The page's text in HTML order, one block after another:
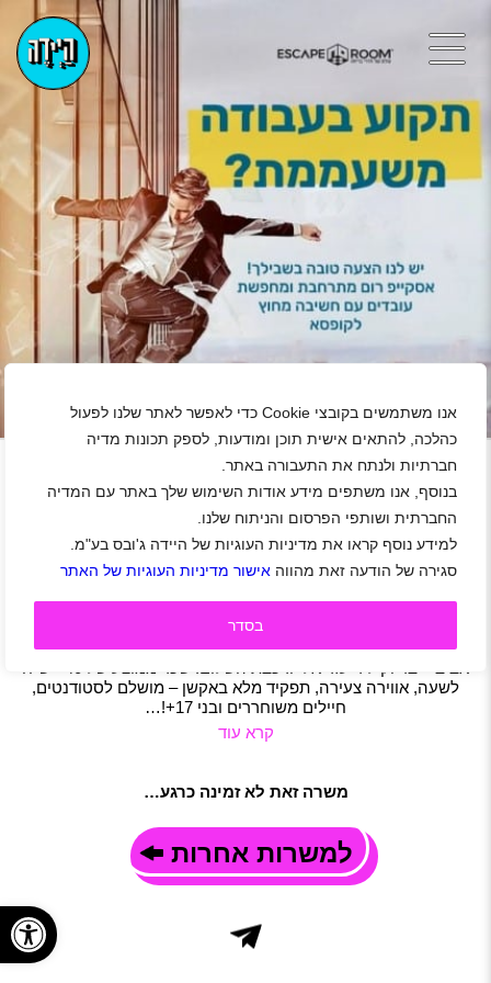
אנו משתמשים בקובצי Cookie כדי לאפשר לאתר שלנו לפעול
כהלכה, להתאים אישית תוכן ומודעות, לספק תכונות מדיה
חברתיות ולנתח את התעבורה באתר.
בנוסף, אנו משתפים מידע אודות השימוש שלך באתר עם המדיה
החברתית ושותפי הפרסום והניתוח שלנו.
למידע נוסף קראו את מדיניות העוגיות של היידה ג'ובס בע"מ.
סגירה של הודעה זאת מהווה אישור מדיניות העוגיות של האתר
בסדר
+
מפעילים/ות חדרי בריחה
תל אביב-יפו|הרצליה |שכר 40 ₪ |חיילים משוחררים|סטודנטים
|הדרכה|משרות שוות|תפעול|חצי משרה| משמרות|
אביב! רשת Escape Room מגייסת מפעילים ומפעילות לסניף תל
לשעה, אווירה צעירה, תפקיד מלא באקשן – מושלם לסטודנטים,
חיילים משוחררים ובני 17+!…
קרא עוד
משרה זאת לא זמינה כרגע…
למשרות אחרות